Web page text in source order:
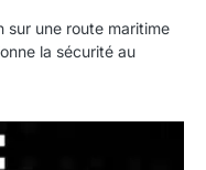
sur une route maritime
la sécurité au
Bonus : jusqu’à 5